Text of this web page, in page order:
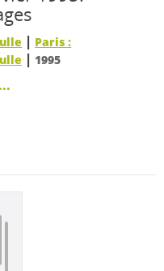
| Paris :
| 1995